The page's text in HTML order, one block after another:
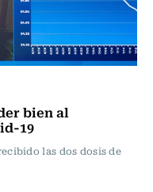
bien al
19
las dos dosis de